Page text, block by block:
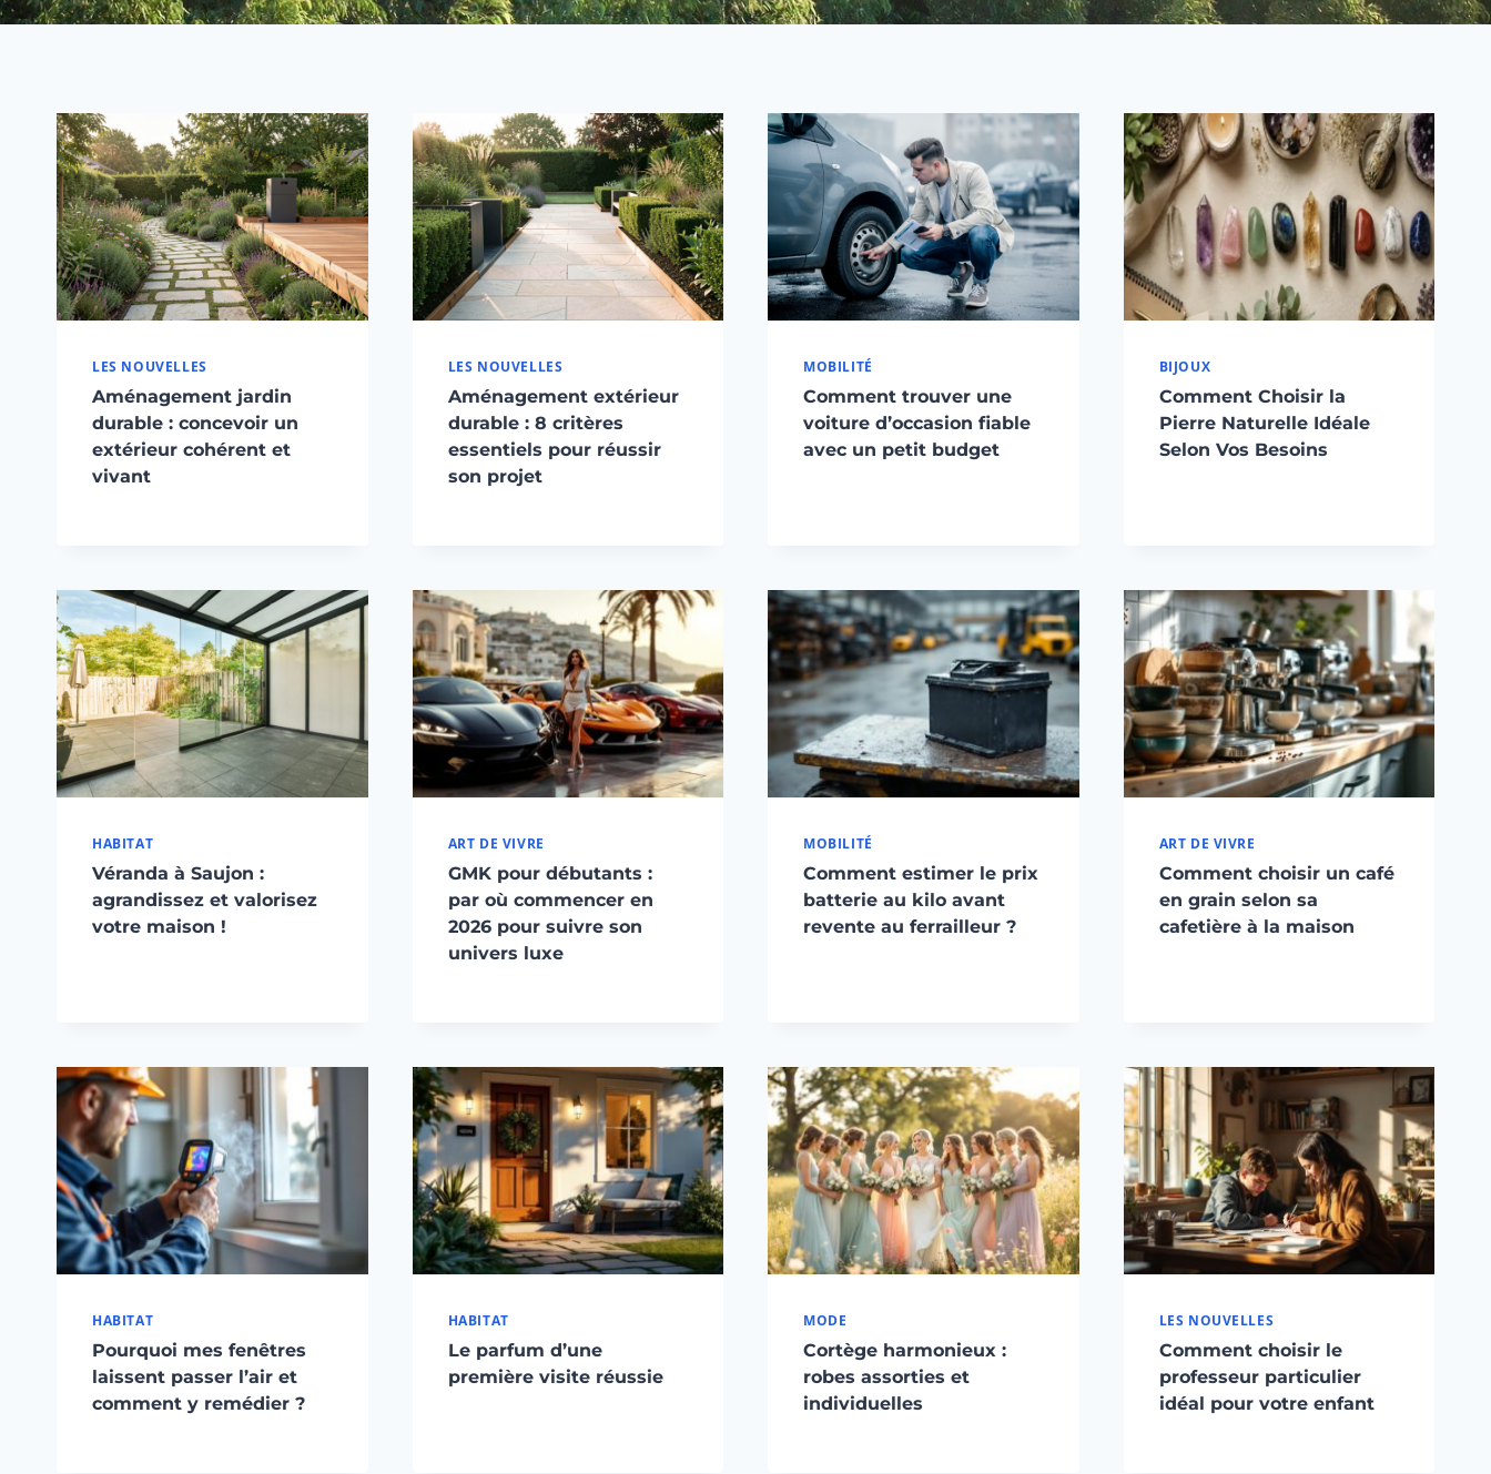
LES NOUVELLES
Aménagement jardin
durable : concevoir un
extérieur cohérent et
vivant
LES NOUVELLES
Aménagement extérieur
durable : 8 critères
essentiels pour réussir
son projet
MOBILITÉ
Comment trouver une
voiture d’occasion fiable
avec un petit budget
BIJOUX
Comment Choisir la
Pierre Naturelle Idéale
Selon Vos Besoins
HABITAT
Véranda à Saujon :
agrandissez et valorisez
votre maison !
ART DE VIVRE
GMK pour débutants :
par où commencer en
2026 pour suivre son
univers luxe
MOBILITÉ
Comment estimer le prix
batterie au kilo avant
revente au ferrailleur ?
ART DE VIVRE
Comment choisir un café
en grain selon sa
cafetière à la maison
HABITAT
Pourquoi mes fenêtres
laissent passer l’air et
comment y remédier ?
HABITAT
Le parfum d’une
première visite réussie
MODE
Cortège harmonieux :
robes assorties et
individuelles
LES NOUVELLES
Comment choisir le
professeur particulier
idéal pour votre enfant